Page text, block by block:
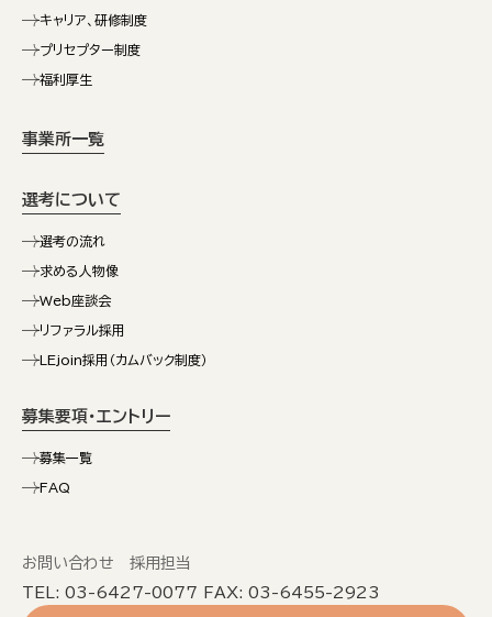
キャリア、研修制度
プリセプター制度
福利厚生
事業所一覧
選考について
選考の流れ
求める人物像
Web座談会
リファラル採用
LEjoin採用（カムバック制度）
募集要項・エントリー
募集一覧
FAQ
お問い合わせ 採用担当
TEL: 03-6427-0077 FAX: 03-6455-2923